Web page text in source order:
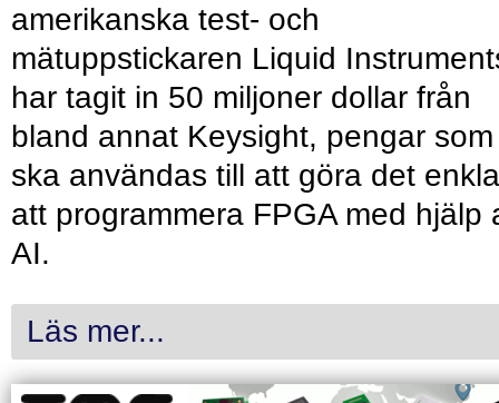
amerikanska test- och
mätuppstickaren Liquid
har tagit in 50 miljoner dollar från
bland annat Keysight, pengar som
ska användas till att göra det
att programmera FPGA med hjälp
AI.
Läs mer...